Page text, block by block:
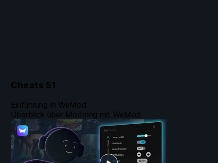
Cheats 51
Einführung in WeMod
Überblick über Modding mit WeMod